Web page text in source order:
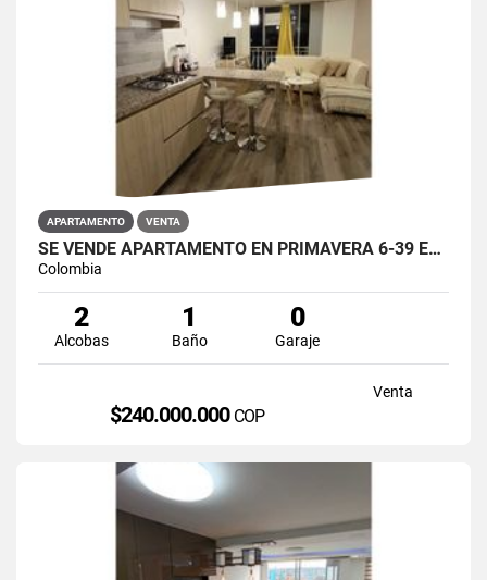
APARTAMENTO VENTA
SE VENDE APARTAMENTO EN PRIMAVERA 6-39 ET 2 PUENTE ARANDA
Colombia
2
Alcobas
1
Baño
0
Garaje
Venta
$240.000.000 COP